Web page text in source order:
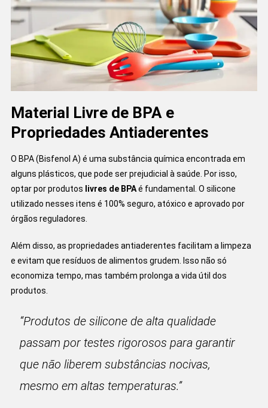
Material Livre de BPA e
Propriedades Antiaderentes
O BPA (Bisfenol A) é uma substância química encontrada em
alguns plásticos, que pode ser prejudicial à saúde. Por isso,
optar por produtos livres de BPAé fundamental. O silicone
utilizado nesses itens é 100% seguro, atóxico e aprovado por
órgãos reguladores.
Além disso, as propriedades antiaderentes facilitam a limpeza
e evitam que resíduos de alimentos grudem. Isso não só
economiza tempo, mas também prolonga a vida útil dos
produtos.
“Produtos de silicone de alta qualidade
passam por testes rigorosos para garantir
que não liberem substâncias nocivas,
mesmo em altas temperaturas.”